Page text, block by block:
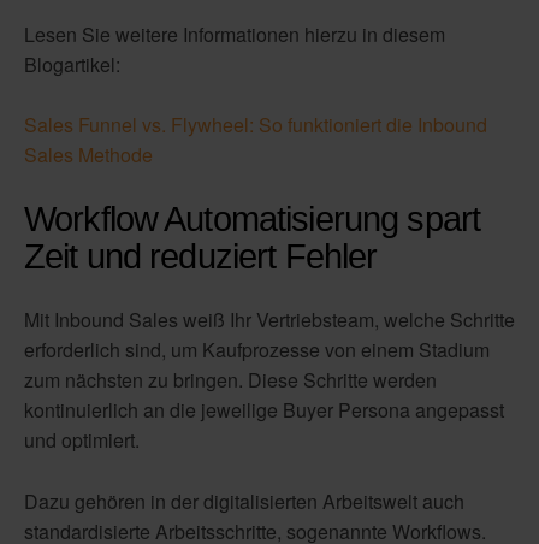
Lesen Sie weitere Informationen hierzu in diesem
Blogartikel:
Sales Funnel vs. Flywheel: So funktioniert die Inbound
Sales Methode
Workflow Automatisierung spart
Zeit und reduziert Fehler
Mit Inbound Sales weiß Ihr Vertriebsteam, welche Schritte
erforderlich sind, um Kaufprozesse von einem Stadium
zum nächsten zu bringen. Diese Schritte werden
kontinuierlich an die jeweilige Buyer Persona angepasst
und optimiert.
Dazu gehören in der digitalisierten Arbeitswelt auch
standardisierte Arbeitsschritte, sogenannte Workflows.